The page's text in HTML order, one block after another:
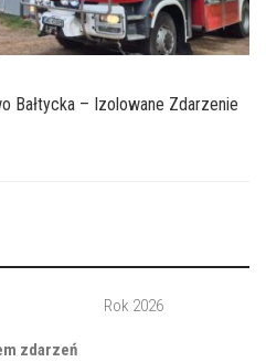
Bałtycka – Izolowane Zdarzenie
Rok 2026
zdarzeń